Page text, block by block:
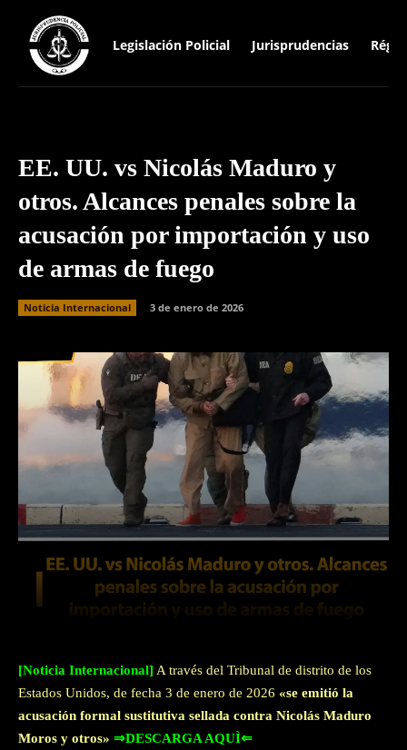
Legislación Policial Jurisprudencias
EE. UU. vs Nicolás Maduro y
otros. Alcances penales sobre la
acusación por importación y uso
de armas de fuego
Noticia Internacional 3 de enero de 2026
Facebook WhatsApp
[Noticia Internacional] A través del Tribunal de distrito de los
Estados Unidos, de fecha 3 de enero de 2026 «se emitió la
acusación formal sustitutiva sellada contra Nicolás Maduro
Moros y otros» ⇒DESCARGA AQUÌ⇐